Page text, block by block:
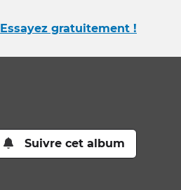
Essayez gratuitement !
Suivre cet album